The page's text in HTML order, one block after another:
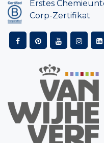
Erstes
Corp-Zertifikat